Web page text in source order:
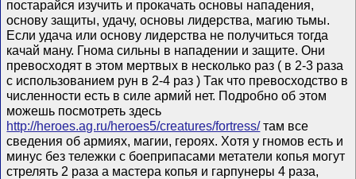
постарайся изучить и прокачать основы нападения,
основу защиты, удачу, основы лидерства, магию тьмы.
Если удача или основу лидерства не получиться тогда
качай ману. Гнома сильны в нападении и защите. Они
превосходят в этом мертвых в несколько раз ( в 2-3 раза
с использованием рун в 2-4 раз ) Так что превосходство в
численности есть в силе армий нет. Подробно об этом
можешь посмотреть здесь
http://heroes.ag.ru/heroes5/creatures/fortress/там все
сведения об армиях, магии, героях. Хотя у гномов есть и
минус без тележки с боеприпасами метатели копья могут
стрелять 2 раза а мастера копья и гарпунеры 4 раза,